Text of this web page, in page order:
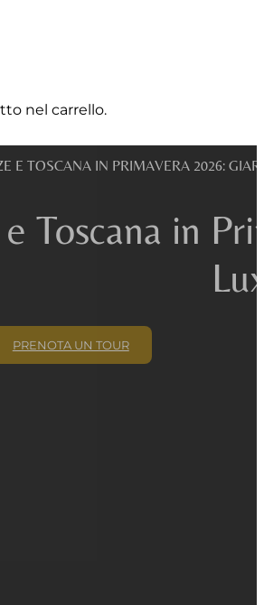
nel carrello.
E TOSCANA IN PRIMAVERA 2026:
Toscana in
PRENOTA UN TOUR